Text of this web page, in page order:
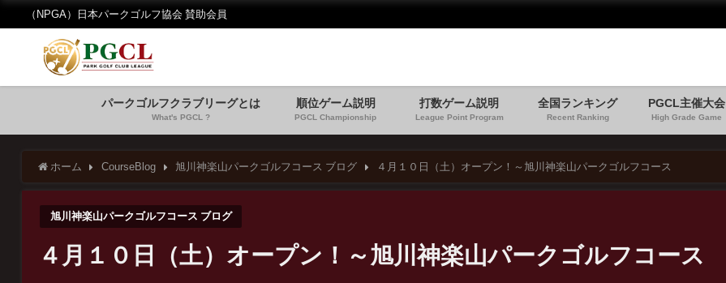
（NPGA）日本パークゴルフ協会 賛助会員
パークゴルフクラブリーグとは
What's PGCL ?
順位ゲーム説明
PGCL Championship
打数ゲーム説明
League Point Program
全国ランキング
Recent Ranking
PGCL主催大会
High Grade Game
ホーム CourseBlog 旭川神楽山パークゴルフコース ブログ ４月１０日（土）オープン！～旭川神楽山パークゴルフコース
旭川神楽山パークゴルフコース ブログ
４月１０日（土）オープン！～旭川神楽山パークゴルフコース